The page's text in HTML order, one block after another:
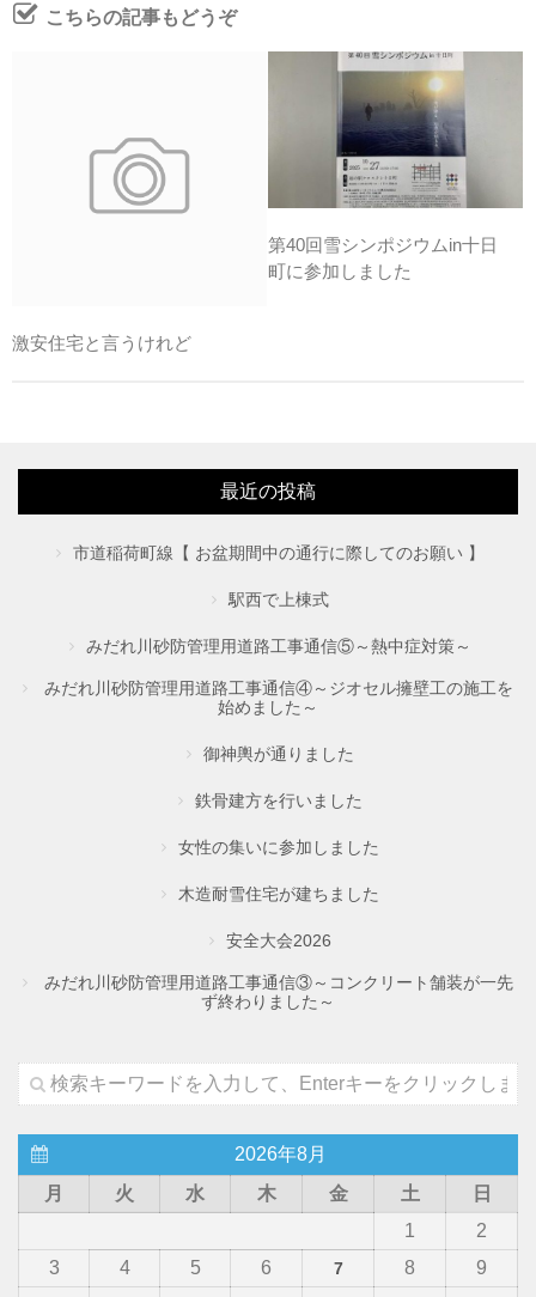
こちらの記事もどうぞ
激安住宅と言うけれど
第40回雪シンポジウムin十日
町に参加しました
最近の投稿
市道稲荷町線【 お盆期間中の通行に際してのお願い 】
駅西で上棟式
みだれ川砂防管理用道路工事通信⑤～熱中症対策～
みだれ川砂防管理用道路工事通信④～ジオセル擁壁工の施工を
始めました～
御神輿が通りました
鉄骨建方を行いました
女性の集いに参加しました
木造耐雪住宅が建ちました
安全大会2026
みだれ川砂防管理用道路工事通信③～コンクリート舗装が一先
ず終わりました～
2026年8月
月
火 水 木 金 土
日
1
2
3
4 5 6 7 8
9